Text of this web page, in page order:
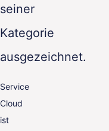
seiner
Kategorie
ausgezeichnet.
Service
Cloud
ist